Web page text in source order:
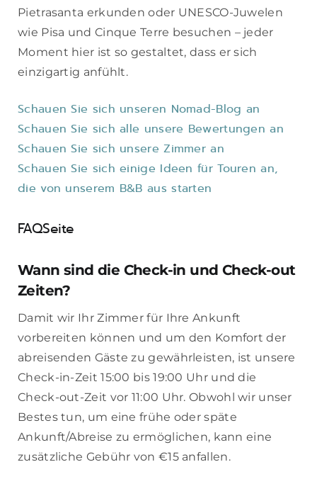
Pietrasanta erkunden oder UNESCO-Juwelen
wie Pisa und Cinque Terre besuchen – jeder
Moment hier ist so gestaltet, dass er sich
einzigartig anfühlt.
Schauen Sie sich unseren Nomad-Blog an
Schauen Sie sich alle unsere Bewertungen an
Schauen Sie sich unsere Zimmer an
Schauen Sie sich einige Ideen für Touren an,
die von unserem B&B aus starten
FAQSeite
Wann sind die Check-in und Check-out
Zeiten?
Damit wir Ihr Zimmer für Ihre Ankunft
vorbereiten können und um den Komfort der
abreisenden Gäste zu gewährleisten, ist unsere
Check-in-Zeit 15:00 bis 19:00 Uhr und die
Check-out-Zeit vor 11:00 Uhr. Obwohl wir unser
Bestes tun, um eine frühe oder späte
Ankunft/Abreise zu ermöglichen, kann eine
zusätzliche Gebühr von €15 anfallen.